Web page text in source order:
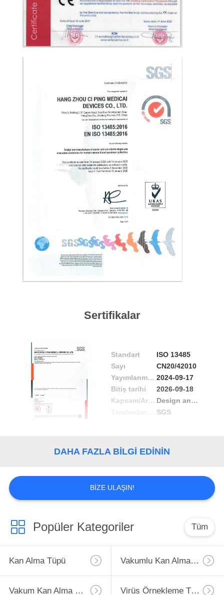
TEKLIF
ISTEĞI
HARITASI
Sertifikalar
Standart
ISO 13485
Sayı
CN20/42010
Yayımlanma tarihi 2024-09-17
Bitiş tarihi
2026-09-18
Kapsam/Aralık
Design and manufacture of sterile and non-sterile single-use evacuated containers for human venous blood specimen collection
SGS
DAHA FAZLA BILGI EDININ
BIZE ULAŞIN!
Popüler Kategoriler Tüm
Kan Alma Tüpü Vakumlu Kan Alma Tüpü
Vakum Kan Alma Tüpü Virüs Örnekleme Tüpü